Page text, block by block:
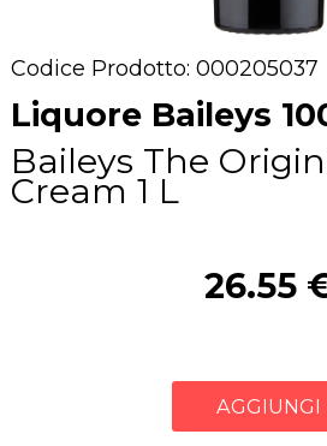
Codice Prodotto: 000205037
Liquore Baileys
Baileys The
Cream 1 L
26.55
AGGIUNGI